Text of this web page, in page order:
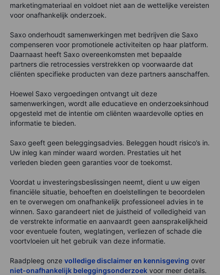
marketingmateriaal en voldoet niet aan de wettelijke vereisten
voor onafhankelijk onderzoek.
Saxo onderhoudt samenwerkingen met bedrijven die Saxo
compenseren voor promotionele activiteiten op haar platform.
Daarnaast heeft Saxo overeenkomsten met bepaalde
partners die retrocessies verstrekken op voorwaarde dat
cliënten specifieke producten van deze partners aanschaffen.
Hoewel Saxo vergoedingen ontvangt uit deze
samenwerkingen, wordt alle educatieve en onderzoeksinhoud
opgesteld met de intentie om cliënten waardevolle opties en
informatie te bieden.
Saxo geeft geen beleggingsadvies. Beleggen houdt risico’s in.
Uw inleg kan minder waard worden. Prestaties uit het
verleden bieden geen garanties voor de toekomst.
Voordat u investeringsbeslissingen neemt, dient u uw eigen
financiële situatie, behoeften en doelstellingen te beoordelen
en te overwegen om onafhankelijk professioneel advies in te
winnen. Saxo garandeert niet de juistheid of volledigheid van
de verstrekte informatie en aanvaardt geen aansprakelijkheid
voor eventuele fouten, weglatingen, verliezen of schade die
voortvloeien uit het gebruik van deze informatie.
Raadpleeg onze volledige disclaimer en kennisgeving over
niet-onafhankelijk beleggingsonderzoek voor meer details.